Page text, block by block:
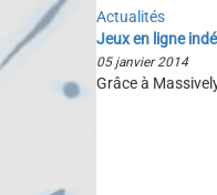
Actualités
Jeux en ligne
05 janvier 2014
Grâce à